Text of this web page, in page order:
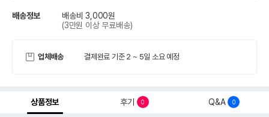
배송정보
배송비 3,000원
(3만원 이상 무료배송)
업체배송 결제완료 기준 2 ~ 5일 소요 예정
상품정보 후기 0 Q&A 0